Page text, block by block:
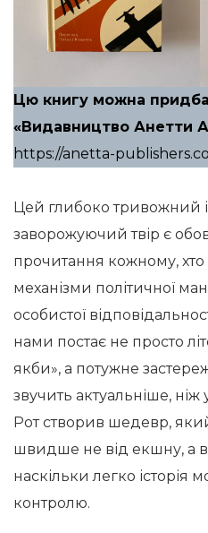
Цю книгу можна
«Видавництво Анетти
https://anetta-
Цей глибоко тривожний
заворожуючий твір є
прочитання кожному, хто
механізми політичної
особистої
нами постає не просто
якби», а потужне
звучить актуальніше,
Рот створив шедевр,
швидше не від екшну, а
наскільки легко історія
контролю.